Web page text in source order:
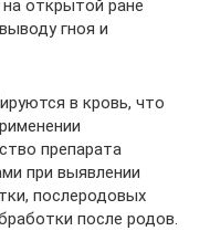
открытой ране
гноя и
в кровь, что
препарата
при выявлении
послеродовых
после родов.